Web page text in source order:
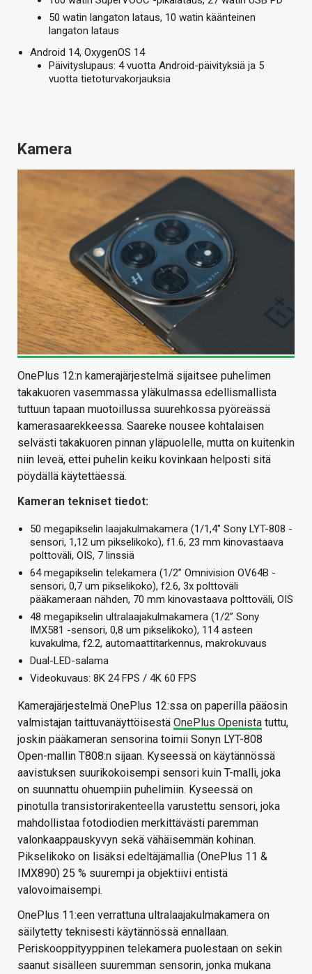
50 watin langaton lataus, 10 watin käänteinen
langaton lataus
Android 14, OxygenOS 14
Päivityslupaus: 4 vuotta Android-päivityksiä ja 5
vuotta tietoturvakorjauksia
Kamera
OnePlus 12:n kamerajärjestelmä sijaitsee puhelimen
takakuoren vasemmassa yläkulmassa edellismallista
tuttuun tapaan muotoillussa suurehkossa pyöreässä
kamerasaarekkeessa. Saareke nousee kohtalaisen
selvästi takakuoren pinnan yläpuolelle, mutta on kuitenkin
niin leveä, ettei puhelin keiku kovinkaan helposti sitä
pöydällä käytettäessä.
Kameran tekniset tiedot:
50 megapikselin laajakulmakamera (1/1,4″ Sony LYT-808 -
sensori, 1,12 um pikselikoko), f1.6, 23 mm kinovastaava
polttoväli, OIS, 7 linssiä
64 megapikselin telekamera (1/2” Omnivision OV64B -
sensori, 0,7 um pikselikoko), f2.6, 3x polttoväli
pääkameraan nähden, 70 mm kinovastaava polttoväli, OIS
48 megapikselin ultralaajakulmakamera (1/2” Sony
IMX581 -sensori, 0,8 um pikselikoko), 114 asteen
kuvakulma, f2.2, automaattitarkennus, makrokuvaus
Dual-LED-salama
Videokuvaus: 8K 24 FPS / 4K 60 FPS
Kamerajärjestelmä OnePlus 12:ssa on paperilla pääosin
valmistajan taittuvanäyttöisestä OnePlus Openista tuttu,
joskin pääkameran sensorina toimii Sonyn LYT-808
Open-mallin T808:n sijaan. Kyseessä on käytännössä
aavistuksen suurikokoisempi sensori kuin T-malli, joka
on suunnattu ohuempiin puhelimiin. Kyseessä on
pinotulla transistorirakenteella varustettu sensori, joka
mahdollistaa fotodiodien merkittävästi paremman
valonkaappauskyvyn sekä vähäisemmän kohinan.
Pikselikoko on lisäksi edeltäjämallia (OnePlus 11 &
IMX890) 25 % suurempi ja objektiivi entistä
valovoimaisempi.
OnePlus 11:een verrattuna ultralaajakulmakamera on
säilytetty teknisesti käytännössä ennallaan.
Periskooppityyppinen telekamera puolestaan on sekin
saanut sisälleen suuremman sensorin, jonka mukana